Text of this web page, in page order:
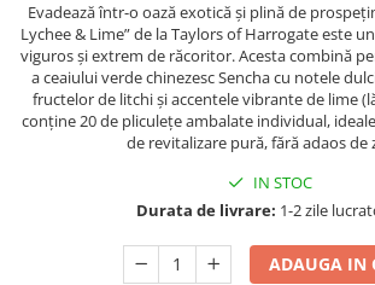
Evadează într-o oază exotică și plină de
Lychee & Lime” de la Taylors of Harrogate este
viguros și extrem de răcoritor. Acesta combină
a ceaiului verde chinezesc Sencha cu notele
fructelor de litchi și accentele vibrante de lime
conține 20 de pliculețe ambalate individual,
de revitalizare pură, fără adaos de
IN STOC
Durata de livrare: 1-2 zile
ADAUGA IN